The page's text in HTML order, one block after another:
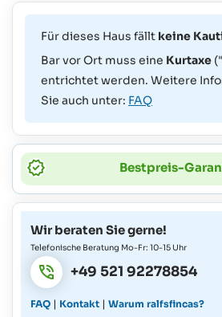
Für dieses Haus fällt keine
Bar vor Ort muss eine Kurtaxe
entrichtet werden. Weitere
Sie auch unter: FAQ
Bestpreis-
Wir beraten Sie gerne!
Telefonische Beratung Mo-Fr: 10-15 Uhr
+49 521 92278854
FAQ | Kontakt | Warum ralfsfincas?